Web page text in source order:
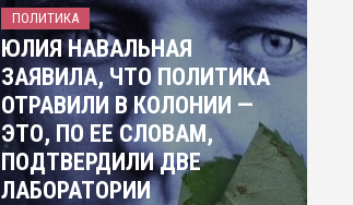
ПОЛИТИКА
ЮЛИЯ НАВАЛЬНАЯ
ЗАЯВИЛА, ЧТО ПОЛИТИКА
ОТРАВИЛИ В КОЛОНИИ —
ЭТО, ПО ЕЕ СЛОВАМ,
ПОДТВЕРДИЛИ ДВЕ
ЛАБОРАТОРИИ